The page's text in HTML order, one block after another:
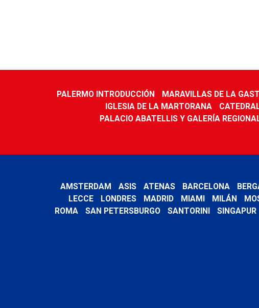
PALERMO INTRODUCCIÓN MARAVILLAS DE LA
IGLESIA DE LA MARTORANA
PALACIO ABATELLIS Y GALERÍA
AMSTERDAM ASIS ATENAS BARCELONA
LECCE
LONDRES MADRID MIAMI MILÁN
ROMA
SAN PETERSBURGO SANTORINI SINGAPUR